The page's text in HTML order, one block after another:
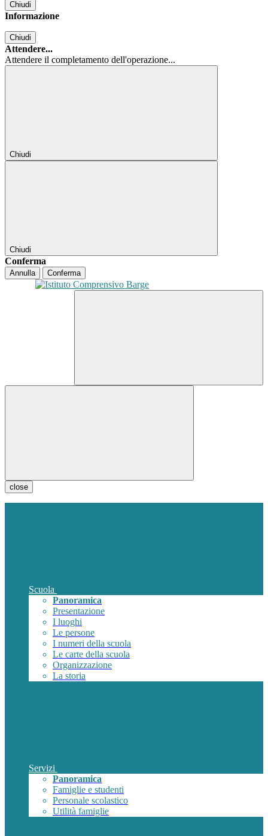
Chiudi
Informazione
Chiudi
Attendere...
Attendere il completamento dell'operazione...
Chiudi
Chiudi
Conferma
Annulla Conferma
close
Scuola
Panoramica
Presentazione
I luoghi
Le persone
I numeri della scuola
Le carte della scuola
Organizzazione
La storia
Servizi
Panoramica
Famiglie e studenti
Personale scolastico
Utilità famiglie